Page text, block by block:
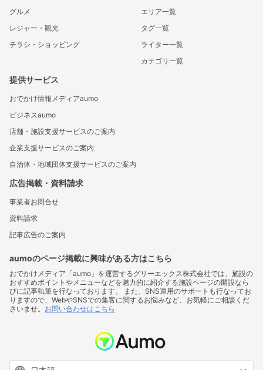
グルメ
レジャー・観光
チラシ・ショッピング
エリア一覧
タグ一覧
ライター一覧
カテゴリ一覧
提供サービス
おでかけ情報メディアaumo
ビジネスaumo
店舗・施設支援サービスのご案内
企業支援サービスのご案内
自治体・地域団体支援サービスのご案内
広告掲載・資料請求
事業者お問合せ
資料請求
記事広告のご案内
aumoのページ掲載に興味がある方はこちら
おでかけメディア「aumo」を運営するグリーエックス株式会社では、施設の
おすすめポイントやメニューなどを魅力的に紹介する施設ページの開設なら
びに記事執筆を行なっております。 また、SNS運用のサポートも行なってお
りますので、WebやSNSでの集客に関するお悩みなど、お気軽にご相談くだ
さいませ。 お問い合わせはこちら